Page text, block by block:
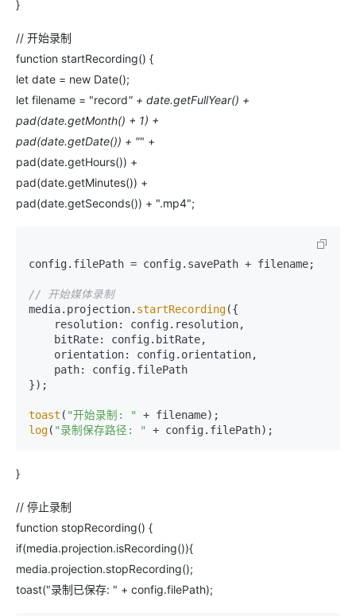
}
// 开始录制
function startRecording() {
let date = new Date();
let filename = "record" + date.getFullYear() +
pad(date.getMonth() + 1) +
pad(date.getDate()) + "" +
pad(date.getHours()) +
pad(date.getMinutes()) +
pad(date.getSeconds()) + ".mp4";
config.filePath = config.savePath + filename;
// 开始媒体录制
media.projection. startRecording({
});
toast ( "开始录制: "
log( "录制保存路径: "
}
// 停止录制
function stopRecording() {
if(media.projection.isRecording()){
media.projection.stopRecording();
toast("录制已保存: " + config.filePath);